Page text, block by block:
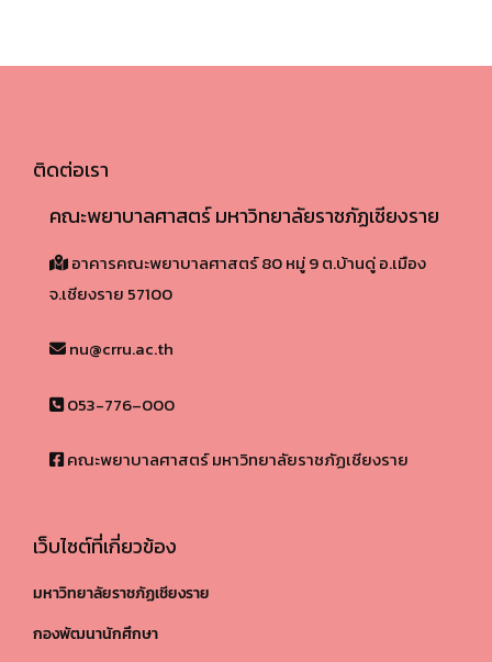
ติดต่อเรา
คณะพยาบาลศาสตร์ มหาวิทยาลัยราชภัฏเชียงราย
อาคารคณะพยาบาลศาสตร์ 80 หมู่ 9 ต.บ้านดู่ อ.เมือง
จ.เชียงราย 57100​
nu@crru.ac.th
053-776–000
คณะพยาบาลศาสตร์ มหาวิทยาลัยราชภัฏเชียงราย
เว็บไซต์ที่เกี่ยวข้อง
มหาวิทยาลัยราชภัฏเชียงราย
กองพัฒนานักศึกษา